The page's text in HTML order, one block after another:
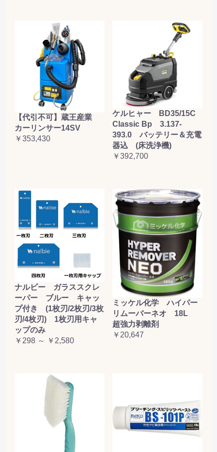
【代引不可】蔵王産業
カーリンサー14SV
￥353,430
ケルヒャー BD35/15C
Classic Bp 3.137-
393.0 バッテリー＆充電
器込 (床洗浄機)
￥392,700
ナルビー ガラススクレ
ーパー ブルー キャッ
プ付き (1枚刃/2枚刃/3枚
刃/4枚刃) 1枚刃用キャ
ップのみ
￥298 ～ ￥2,580
ミッケル化学 ハイパー
リムーバーネオ 18L
超強力剥離剤
￥20,647